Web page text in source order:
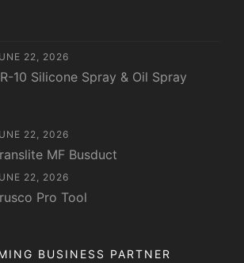
22, 2026
10 Silicone Spray & Oil Spray
22, 2026
MF Busduct
22, 2026
Pro Tool
BUSINESS PARTNER